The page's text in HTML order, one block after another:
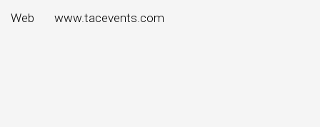
Web www.tacevents.com